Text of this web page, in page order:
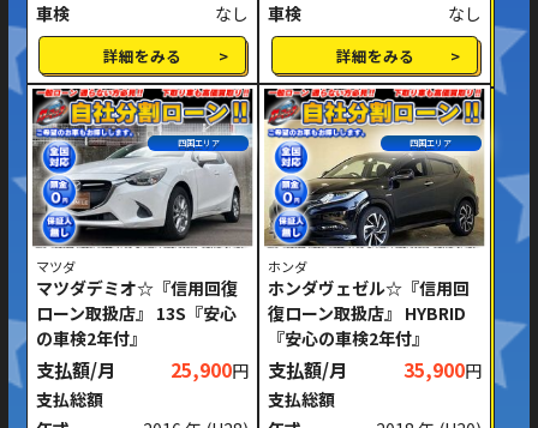
車検
なし
詳細をみる
車検
なし
詳細をみる
四国エリア
マツダ
マツダデミオ☆『信用回復
ローン取扱店』 13S『安心
の車検2年付』
支払額/月 25,900円
支払総額
四国エリア
ホンダ
ホンダヴェゼル☆『信用回
復ローン取扱店』 HYBRID
『安心の車検2年付』
支払額/月 35,900円
支払総額